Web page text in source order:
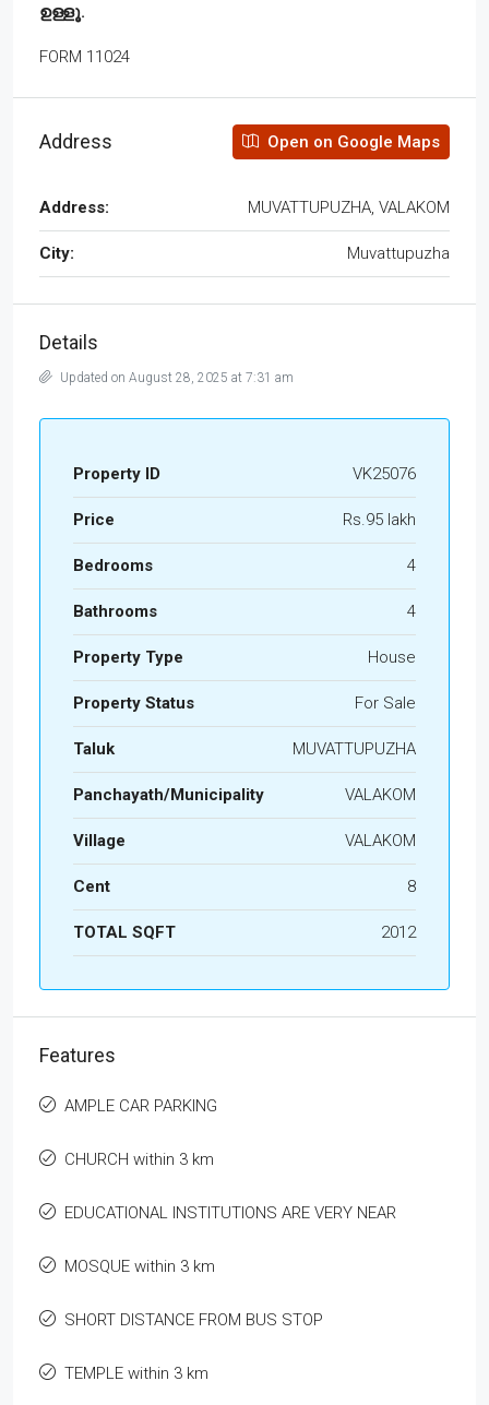
ഉള്ളൂ.
FORM 11024
Address Open on Google Maps
Address: MUVATTUPUZHA, VALAKOM
City: Muvattupuzha
Details
Updated on August 28, 2025 at 7:31 am
Property ID VK25076
Price Rs.95 lakh
Bedrooms 4
Bathrooms 4
Property Type House
Property Status For Sale
Taluk MUVATTUPUZHA
Panchayath/Municipality VALAKOM
Village VALAKOM
Cent 8
TOTAL SQFT 2012
Features
AMPLE CAR PARKING
CHURCH within 3 km
EDUCATIONAL INSTITUTIONS ARE VERY NEAR
MOSQUE within 3 km
SHORT DISTANCE FROM BUS STOP
TEMPLE within 3 km